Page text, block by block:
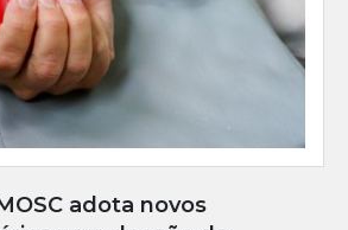
adota novos